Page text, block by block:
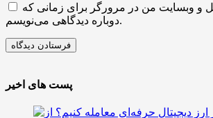
و وبسایت من در مرورگر برای زمانی که
دوباره دیدگاهی می‌نویسم.
پست های اخیر